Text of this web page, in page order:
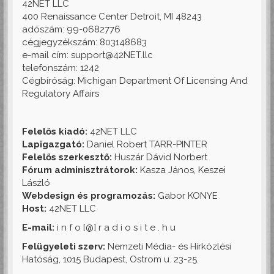
42NET LLC
400 Renaissance Center Detroit, MI 48243
adószám: 99-0682776
cégjegyzékszám: 803148683
e-mail cím: support@42NET.llc
telefonszám: 1242
Cégbíróság: Michigan Department Of Licensing And
Regulatory Affairs
Felelős kiadó: 42NET LLC
Lapigazgató: Daniel Robert TARR-PINTER
Felelős szerkesztő: Huszár Dávid Norbert
Fórum adminisztrátorok: Kasza János, Keszei
László
Webdesign és programozás: Gabor KONYE
Host: 42NET LLC
E-mail: i n f o [@] r a d i o s i t e . h u
Felügyeleti szerv: Nemzeti Média- és Hírközlési
Hatóság, 1015 Budapest, Ostrom u. 23-25.